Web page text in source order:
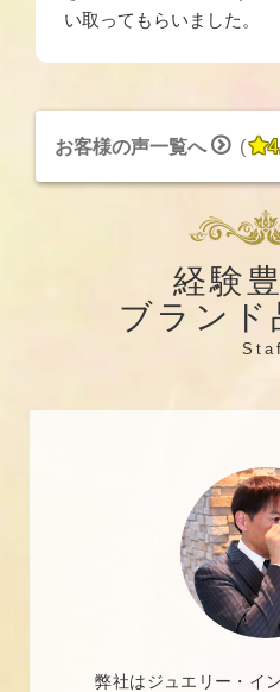
い取ってもらいました。
お客様の声一覧へ  (
経験
ブランド
弊社はジュエリー・イ